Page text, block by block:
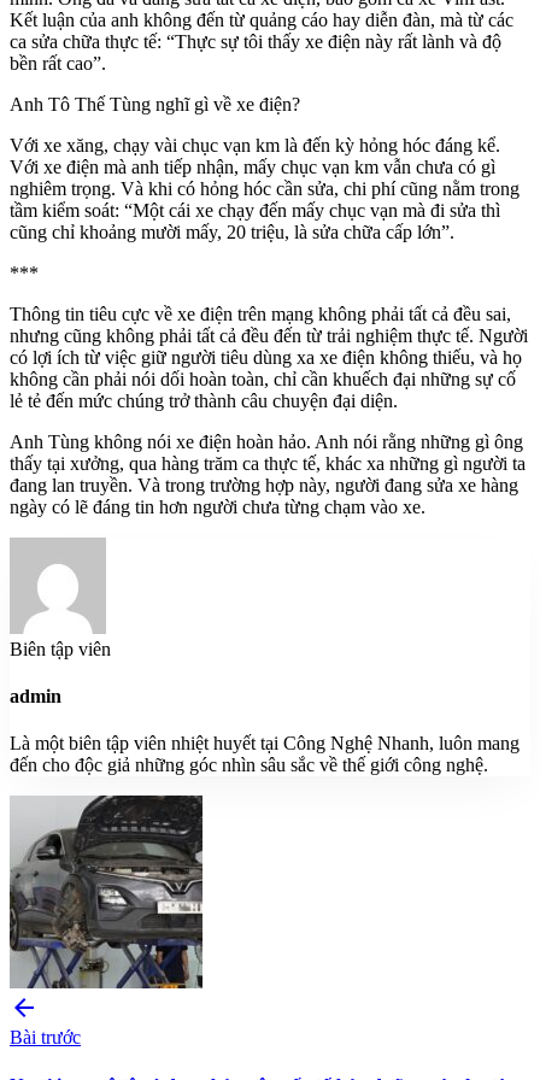
Kết luận của anh không đến từ quảng cáo hay diễn đàn, mà từ các
ca sửa chữa thực tế: “Thực sự tôi thấy xe điện này rất lành và độ
bền rất cao”.
Anh Tô Thế Tùng nghĩ gì về xe điện?
Với xe xăng, chạy vài chục vạn km là đến kỳ hỏng hóc đáng kể.
Với xe điện mà anh tiếp nhận, mấy chục vạn km vẫn chưa có gì
nghiêm trọng. Và khi có hỏng hóc cần sửa, chi phí cũng nằm trong
tầm kiểm soát: “Một cái xe chạy đến mấy chục vạn mà đi sửa thì
cũng chỉ khoảng mười mấy, 20 triệu, là sửa chữa cấp lớn”.
***
Thông tin tiêu cực về xe điện trên mạng không phải tất cả đều sai,
nhưng cũng không phải tất cả đều đến từ trải nghiệm thực tế. Người
có lợi ích từ việc giữ người tiêu dùng xa xe điện không thiếu, và họ
không cần phải nói dối hoàn toàn, chỉ cần khuếch đại những sự cố
lẻ tẻ đến mức chúng trở thành câu chuyện đại diện.
Anh Tùng không nói xe điện hoàn hảo. Anh nói rằng những gì ông
thấy tại xưởng, qua hàng trăm ca thực tế, khác xa những gì người ta
đang lan truyền. Và trong trường hợp này, người đang sửa xe hàng
ngày có lẽ đáng tin hơn người chưa từng chạm vào xe.
Biên tập viên
admin
Là một biên tập viên nhiệt huyết tại Công Nghệ Nhanh, luôn mang
đến cho độc giả những góc nhìn sâu sắc về thế giới công nghệ.
arrow_back
Bài trước